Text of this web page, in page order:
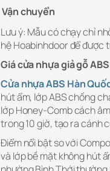
Vận chuyển
Lưu ý: Mẫu có chạy chỉ
hệ Hoabinhdoor để được
Giá cửa nhựa giả gỗ
Cửa nhựa ABS Hàn
hút ẩm, lớp ABS chống
lớp Honey-Comb cách
trong 10 giờ, tạo ra cánh
Điểm nổi bật so với
và lớp bề mặt không hút